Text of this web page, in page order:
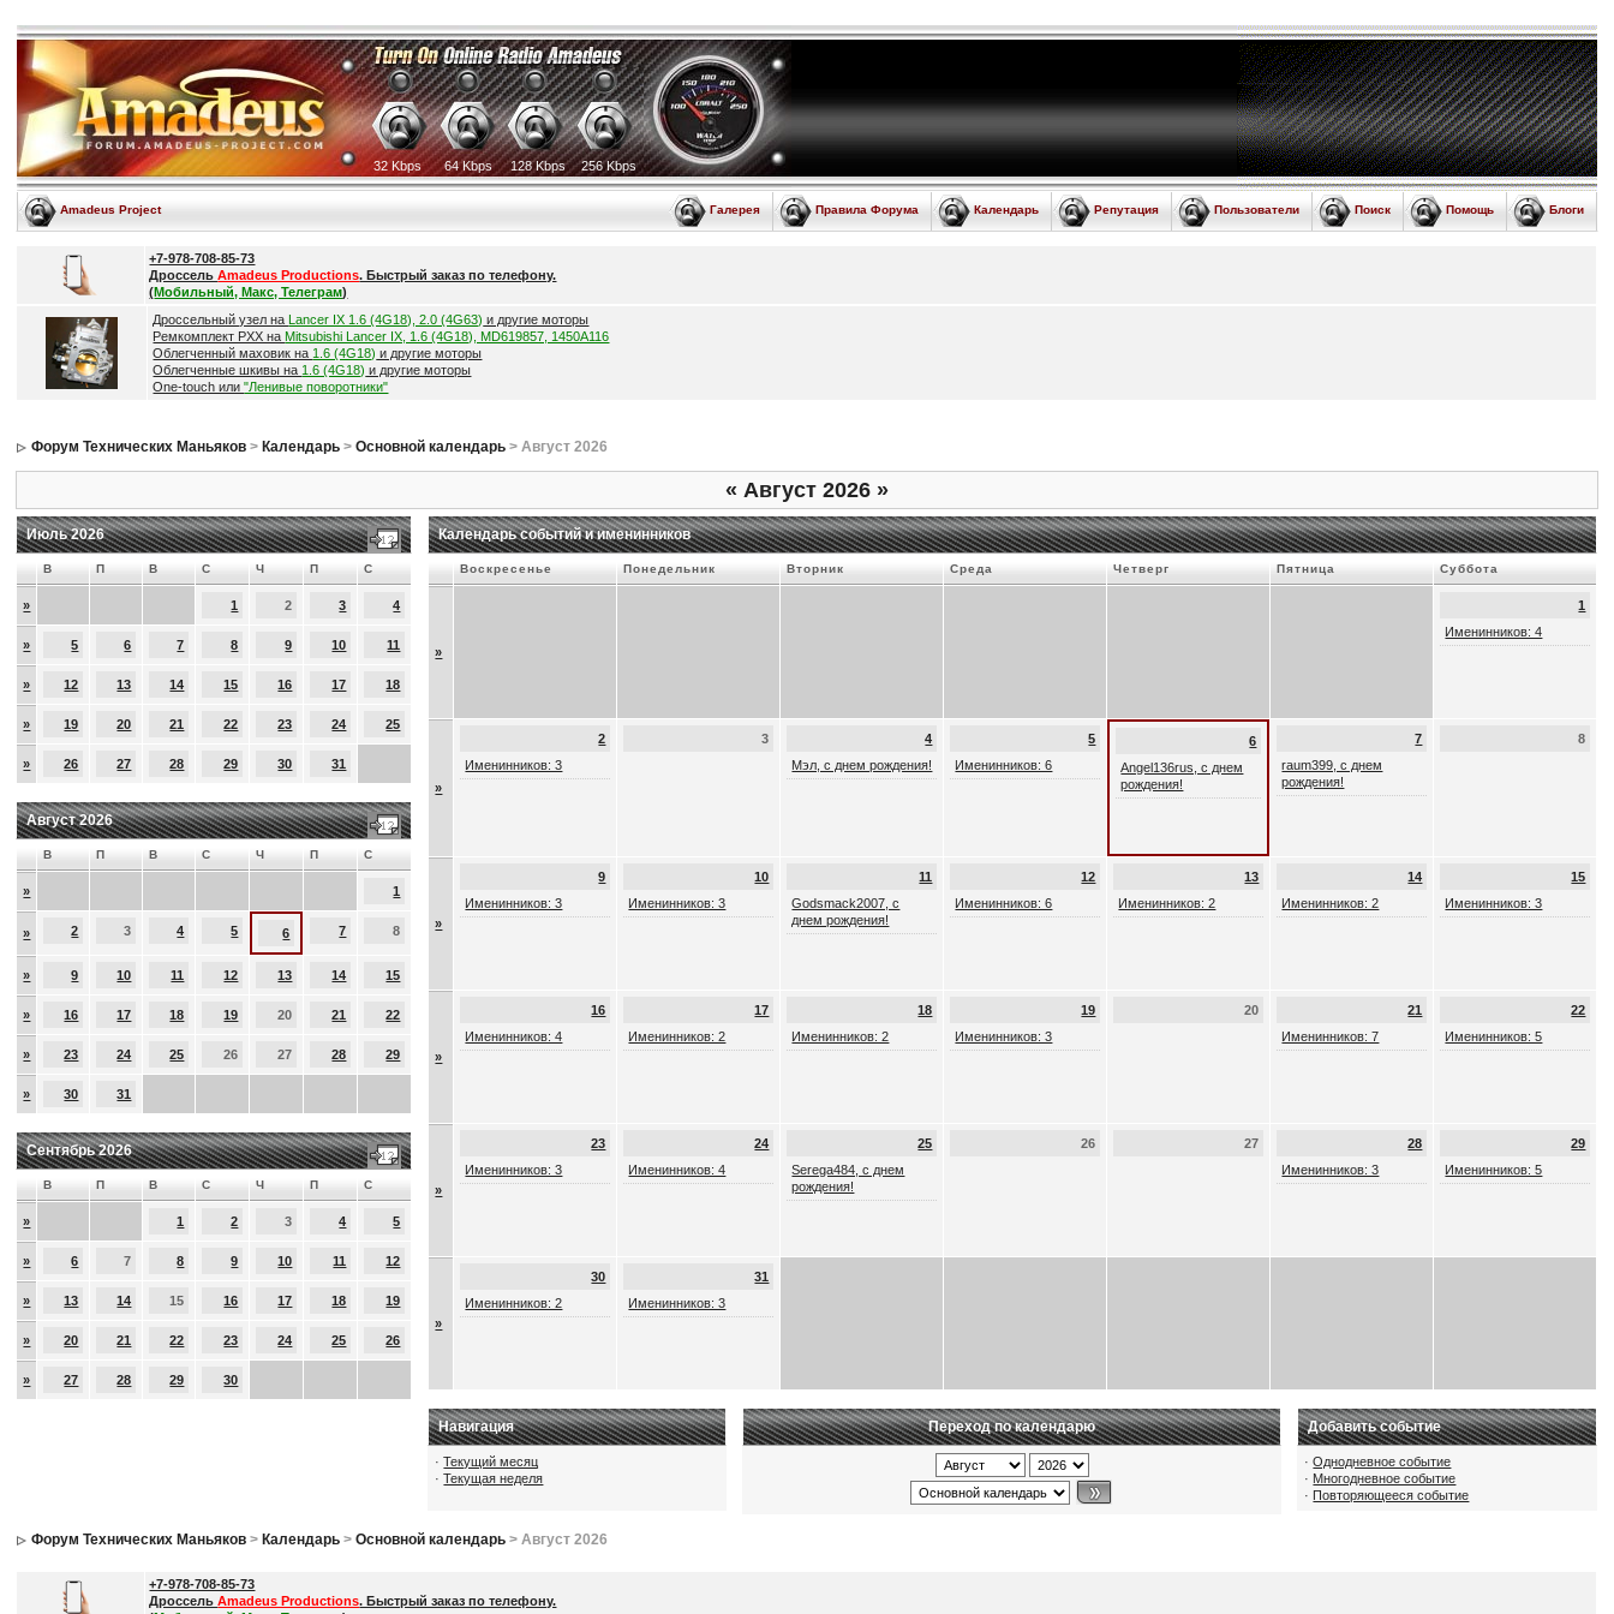
32 Kbps 64 Kbps 128 Kbps 256 Kbps
Amadeus Project Блоги
Помощь
Поиск
Пользователи
Репутация
Календарь
Правила Форума
Галерея
+7-978-708-85-73
ДроссельAmadeus Productions. Быстрый заказ по телефону.
(Мобильный, Макс, Телеграм)
Дроссельный узел на Lancer IX 1.6 (4G18), 2.0 (4G63) и другие моторы
Ремкомплект РХХ на Mitsubishi Lancer IX, 1.6 (4G18), MD619857, 1450A116
Облегченный маховик на 1.6 (4G18) и другие моторы
Облегченные шкивы на 1.6 (4G18) и другие моторы
One-touch или"Ленивые поворотники"
Форум Технических Маньяков > Календарь >Основной календарь > Август 2026
« Август 2026 »
Июль 2026
В П В С Ч П С
» 1 2 3 4
» 5 6 7 8 9 10 11
» 12 13 14 15 16 17 18
» 19 20 21 22 23 24 25
» 26 27 28 29 30 31
Август 2026
В П В С Ч П С
» 1
» 2 3 4 5 6 7 8
» 9 10 11 12 13 14 15
» 16 17 18 19 20 21 22
» 23 24 25 26 27 28 29
» 30 31
Сентябрь 2026
В П В С Ч П С
» 1 2 3 4 5
» 6 7 8 9 10 11 12
» 13 14 15 16 17 18 19
» 20 21 22 23 24 25 26
» 27 28 29 30
Календарь событий и именинников
Воскресенье Понедельник Вторник Среда Четверг Пятница Суббота
»
1
Именинников: 4
»
2
Именинников: 3
3
4
Мэл, с днем рождения!
5
Именинников: 6
6
Angel136rus, с днем
рождения!
7
raum399, с днем
рождения!
8
»
9
Именинников: 3
10
Именинников: 3
11
Godsmack2007, с
днем рождения!
12
Именинников: 6
13
Именинников: 2
14
Именинников: 2
15
Именинников: 3
»
16
Именинников: 4
17
Именинников: 2
18
Именинников: 2
19
Именинников: 3
20
21
Именинников: 7
22
Именинников: 5
»
23
Именинников: 3
24
Именинников: 4
25
Serega484, с днем
рождения!
26 27
28
Именинников: 3
29
Именинников: 5
»
30
Именинников: 2
31
Именинников: 3
Навигация
·Текущий месяц
·Текущая неделя
Переход по календарю Добавить событие
·Однодневное событие
· Многодневное событие
·Повторяющееся событие
Форум Технических Маньяков > Календарь >Основной календарь > Август 2026
+7-978-708-85-73
ДроссельAmadeus Productions. Быстрый заказ по телефону.